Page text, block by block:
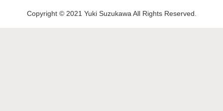
Copyright © 2021 Yuki Suzukawa All Rights Reserved.